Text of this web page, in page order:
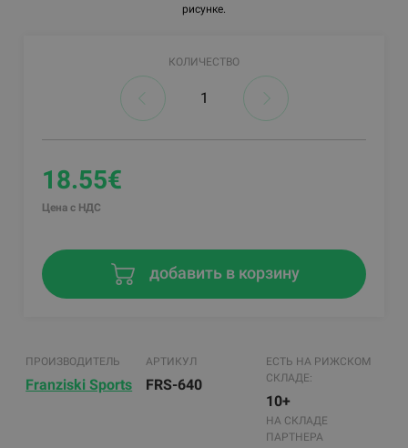
рисунке.
КОЛИЧЕСТВО
18.55€
Цена с НДС
добавить в корзину
ПРОИЗВОДИТЕЛЬ
Franziski Sports
АРТИКУЛ
FRS-640
ЕСТЬ НА РИЖСКОМ
СКЛАДЕ:
10+
НА СКЛАДЕ
ПАРТНЕРА